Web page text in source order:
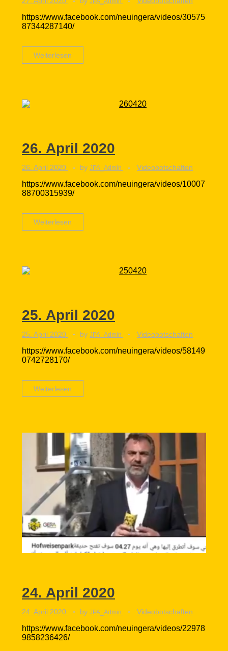
https://www.facebook.com/neuingera/videos/30575
87344287140/
Weiterlesen
26. April 2020
26. April 2020 by JPA_Admin Videobotschaften
https://www.facebook.com/neuingera/videos/10007
88700315939/
Weiterlesen
25. April 2020
25. April 2020 by JPA_Admin Videobotschaften
https://www.facebook.com/neuingera/videos/58149
0742728170/
Weiterlesen
24. April 2020
24. April 2020 by JPA_Admin Videobotschaften
https://www.facebook.com/neuingera/videos/22978
9858236426/